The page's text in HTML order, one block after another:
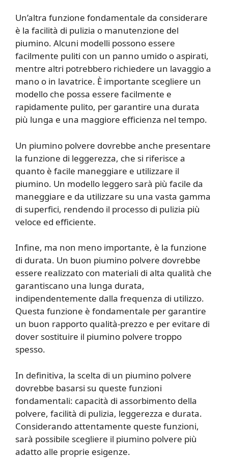
Un’altra funzione fondamentale da considerare
è la facilità di pulizia o manutenzione del
piumino. Alcuni modelli possono essere
facilmente puliti con un panno umido o aspirati,
mentre altri potrebbero richiedere un lavaggio a
mano o in lavatrice. È importante scegliere un
modello che possa essere facilmente e
rapidamente pulito, per garantire una durata
più lunga e una maggiore efficienza nel tempo.
Un piumino polvere dovrebbe anche presentare
la funzione di leggerezza, che si riferisce a
quanto è facile maneggiare e utilizzare il
piumino. Un modello leggero sarà più facile da
maneggiare e da utilizzare su una vasta gamma
di superfici, rendendo il processo di pulizia più
veloce ed efficiente.
Infine, ma non meno importante, è la funzione
di durata. Un buon piumino polvere dovrebbe
essere realizzato con materiali di alta qualità che
garantiscano una lunga durata,
indipendentemente dalla frequenza di utilizzo.
Questa funzione è fondamentale per garantire
un buon rapporto qualità-prezzo e per evitare di
dover sostituire il piumino polvere troppo
spesso.
In definitiva, la scelta di un piumino polvere
dovrebbe basarsi su queste funzioni
fondamentali: capacità di assorbimento della
polvere, facilità di pulizia, leggerezza e durata.
Considerando attentamente queste funzioni,
sarà possibile scegliere il piumino polvere più
adatto alle proprie esigenze.